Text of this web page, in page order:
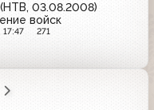
03.08.2008)
войск
271